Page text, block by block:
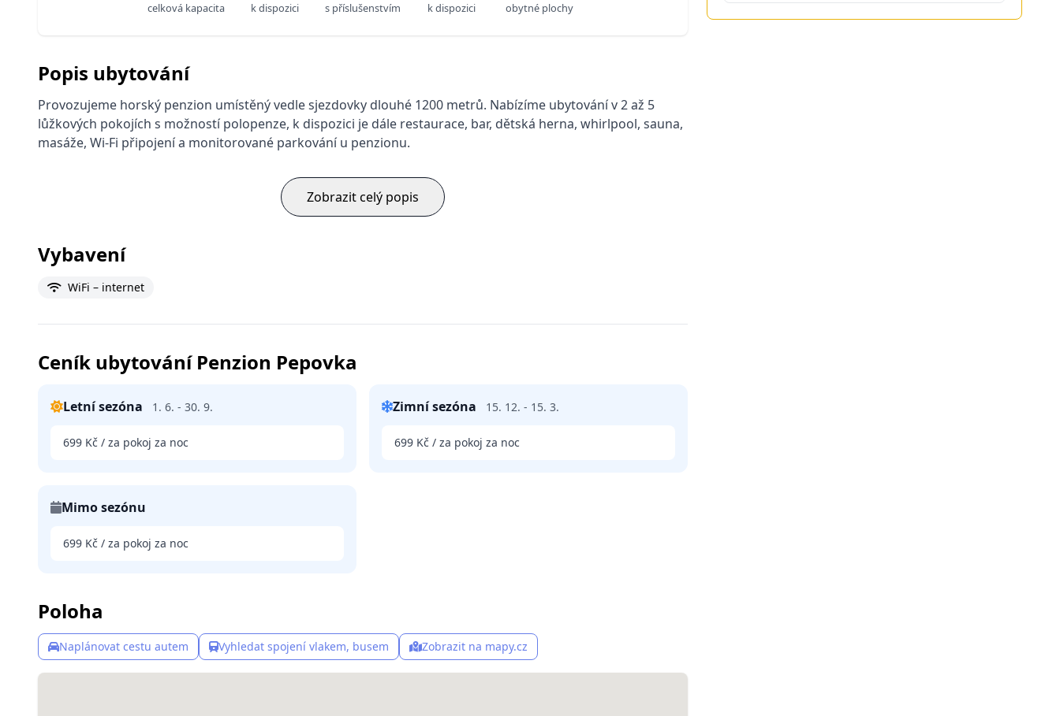
celková kapacita k dispozici s příslušenstvím k dispozici obytné plochy
Popis ubytování
Provozujeme horský penzion umístěný vedle sjezdovky dlouhé 1200 metrů. Nabízíme ubytování v 2 až 5
lůžkových pokojích s možností polopenze, k dispozici je dále restaurace, bar, dětská herna, whirlpool, sauna,
masáže, Wi-Fi připojení a monitorované parkování u penzionu.
Zobrazit celý popis
Vybavení
WiFi – internet
Ceník ubytování Penzion Pepovka
Letní sezóna 1. 6. - 30. 9.
699 Kč / za pokoj za noc
Zimní sezóna 15. 12. - 15. 3.
699 Kč / za pokoj za noc
Mimo sezónu
699 Kč / za pokoj za noc
Poloha
Naplánovat cestu autem Vyhledat spojení vlakem, busem Zobrazit na mapy.cz